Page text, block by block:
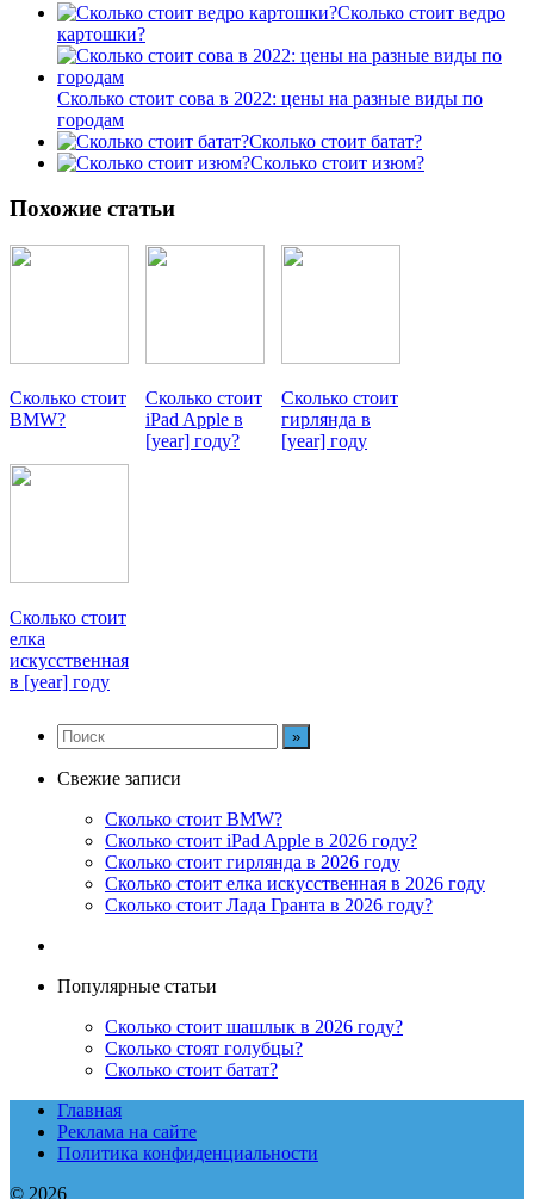
Сколько стоит ведро
картошки?
Сколько стоит сова в 2022: цены на разные виды по
городам
Сколько стоит батат?
Сколько стоит изюм?
Похожие статьи
Сколько стоит
BMW?
Сколько стоит
iPad Apple в
[year] году?
Сколько стоит
гирлянда в
[year] году
Сколько стоит
елка
искусственная
в [year] году
Свежие записи
Сколько стоит BMW?
Сколько стоит iPad Apple в 2026 году?
Сколько стоит гирлянда в 2026 году
Сколько стоит елка искусственная в 2026 году
Сколько стоит Лада Гранта в 2026 году?
Популярные статьи
Сколько стоит шашлык в 2026 году?
Сколько стоят голубцы?
Сколько стоит батат?
Главная
Реклама на сайте
Политика конфиденциальности
© 2026